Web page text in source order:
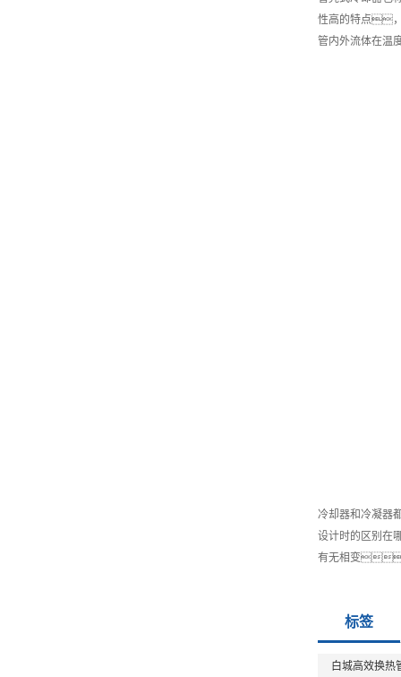
性高的特点
管内外流体在
冷却器和冷凝器
设计时的区别
有无相变
标签
白城高效换热